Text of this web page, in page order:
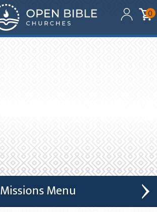
0
Added to your cart:
$0.00
Missions